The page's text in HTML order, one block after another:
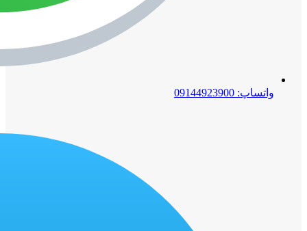
واتساپ: 09144923900